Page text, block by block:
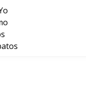
SALUD